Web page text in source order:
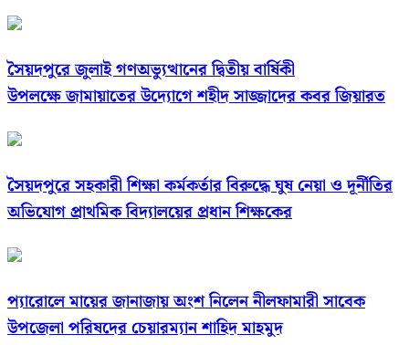
সৈয়দপুরে জুলাই গণঅভ্যুত্থানের দ্বিতীয় বার্ষিকী
উপলক্ষে জামায়াতের উদ্যোগে শহীদ সাজ্জাদের কবর জিয়ারত
সৈয়দপুরে সহকারী শিক্ষা কর্মকর্তার বিরুদ্ধে ঘুষ নেয়া ও দূর্নীতির
অভিযোগ প্রাথমিক বিদ্যালয়ের প্রধান শিক্ষকের
প্যারোলে মায়ের জানাজায় অংশ নিলেন নীলফামারী সাবেক
উপজেলা পরিষদের চেয়ারম্যান শাহিদ মাহমুদ